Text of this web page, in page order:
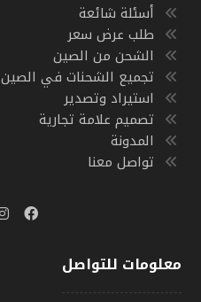
أسئلة شائعة
طلب عرض سعر
الشحن من الصين
تجميع الشحنات في الصين
استيراد وتصدير
تصميم علامة تجارية
المدونة
تواصل معنا
معلومات للتواصل